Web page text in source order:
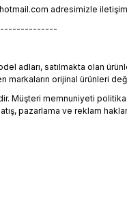
adresimizle
adları, satılmakta olan
markaların orijinal ürünleri
Müşteri memnuniyeti
pazarlama ve reklam